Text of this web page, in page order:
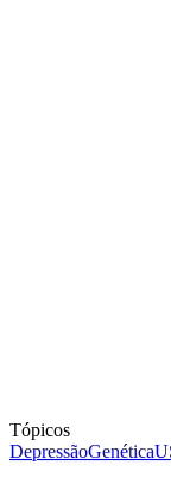
Tópicos
DepressãoGenética